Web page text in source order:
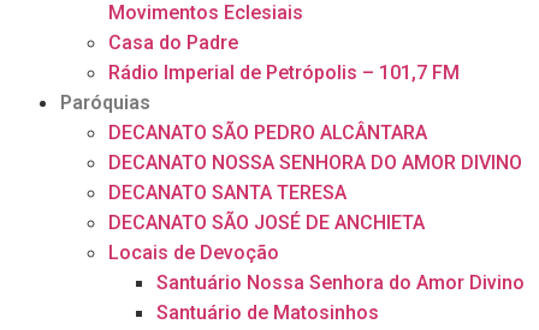
Movimentos Eclesiais
Casa do Padre
Rádio Imperial de Petrópolis – 101,7 FM
Paróquias
DECANATO SÃO PEDRO ALCÂNTARA
DECANATO NOSSA SENHORA DO AMOR DIVINO
DECANATO SANTA TERESA
DECANATO SÃO JOSÉ DE ANCHIETA
Locais de Devoção
Santuário Nossa Senhora do Amor Divino
Santuário de Matosinhos